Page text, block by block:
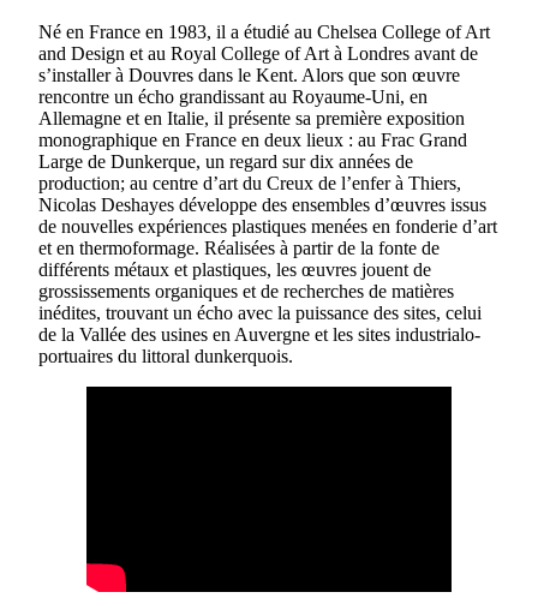
Né en France en 1983, il a étudié au Chelsea College of Art
and Design et au Royal College of Art à Londres avant de
s’installer à Douvres dans le Kent. Alors que son œuvre
rencontre un écho grandissant au Royaume-Uni, en
Allemagne et en Italie, il présente sa première exposition
monographique en France en deux lieux : au Frac Grand
Large de Dunkerque, un regard sur dix années de
production; au centre d’art du Creux de l’enfer à Thiers,
Nicolas Deshayes développe des ensembles d’œuvres issus
de nouvelles expériences plastiques menées en fonderie d’art
et en thermoformage. Réalisées à partir de la fonte de
différents métaux et plastiques, les œuvres jouent de
grossissements organiques et de recherches de matières
inédites, trouvant un écho avec la puissance des sites, celui
de la Vallée des usines en Auvergne et les sites industrialo-
portuaires du littoral dunkerquois.